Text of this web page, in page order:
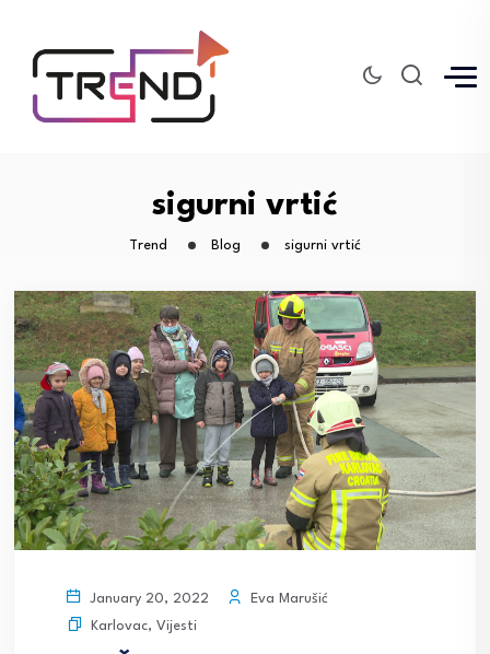
sigurni vrtić
Trend Blog sigurni vrtić
January 20, 2022
Eva Marušić
Karlovac, Vijesti